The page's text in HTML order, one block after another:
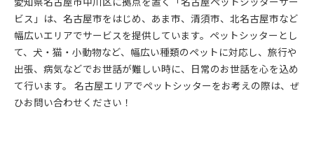
ビス」は、名古屋市をはじめ、あま市、清須市、北名古屋市など
幅広いエリアでサービスを提供しています。ペットシッターとし
て、犬・猫・小動物など、幅広い種類のペットに対応し、旅行や
出張、病気などでお世話が難しい時に、日常のお世話を心を込め
て行います。 名古屋エリアでペットシッターをお考えの際は、ぜ
ひお問い合わせください！